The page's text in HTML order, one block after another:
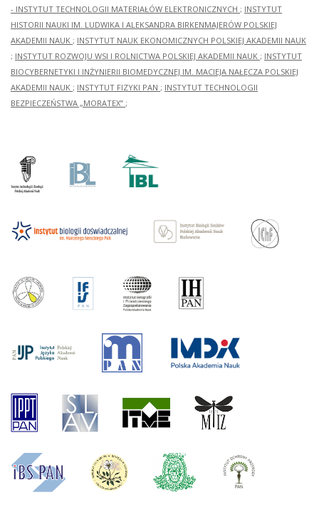
- INSTYTUT TECHNOLOGII MATERIAŁÓW ELEKTRONICZNYCH ; INSTYTUT
HISTORII NAUKI IM. LUDWIKA I ALEKSANDRA BIRKENMAJERÓW POLSKIEJ
AKADEMII NAUK ; INSTYTUT NAUK EKONOMICZNYCH POLSKIEJ AKADEMII NAUK
; INSTYTUT ROZWOJU WSI I ROLNICTWA POLSKIEJ AKADEMII NAUK ; INSTYTUT
BIOCYBERNETYKI I INŻYNIERII BIOMEDYCZNEJ IM. MACIEJA NAŁĘCZA POLSKIEJ
AKADEMII NAUK ; INSTYTUT FIZYKI PAN ; INSTYTUT TECHNOLOGII
BEZPIECZEŃSTWA „MORATEX” ;